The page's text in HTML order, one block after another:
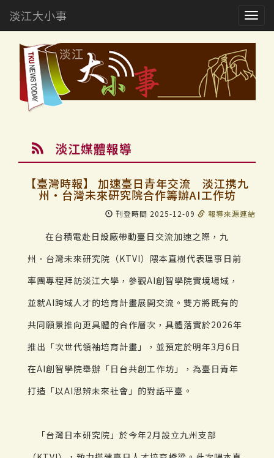
淡江大小事
淡江媒體報導
【臺灣時報】 加速臺日青年交流 淡江携九
州・台灣未來研究院合作籌辦AI工作坊
刊登時間 2025-12-09 報導來源連結
在台積電赴日設廠帶動臺日交流加速之際，九
州．台灣未來研究院（KTVI）隈本直樹代表理事日前
率團專程拜訪淡江大學，參觀AI創智學院實境場域，
並就AI跨域人才的培育計畫展開交流。雙方將既有的
共同願景推向更具體的合作層次，具體落實於2026年
推出「次世代領袖培育計畫」，並預定於明年3月6日
在AI創智學院舉辦「日台共創工作坊」，為臺日青年
打造「以AI思辨未來社會」的對話平臺。
「台灣日本研究院」於今年2月設立九州支部